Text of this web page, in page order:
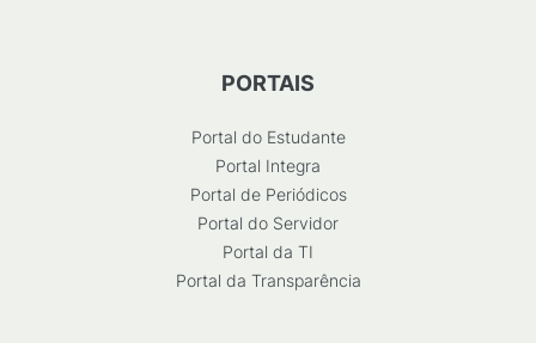
PORTAIS
Portal do Estudante
Portal Integra
Portal de Periódicos
Portal do Servidor
Portal da TI
Portal da Transparência